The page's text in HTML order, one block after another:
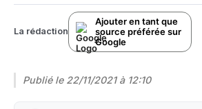
La rédaction
Ajouter en tant que
source préférée sur
Google
Publié le 22/11/2021 à 12:10